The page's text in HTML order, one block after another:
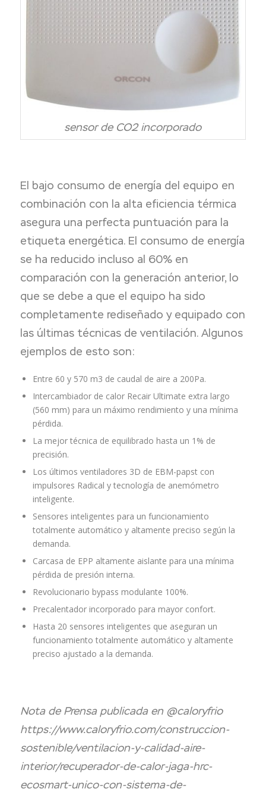
sensor de CO2 incorporado
El bajo consumo de energía del equipo en
combinación con la alta eficiencia térmica
asegura una perfecta puntuación para la
etiqueta energética. El consumo de energía
se ha reducido incluso al 60% en
comparación con la generación anterior, lo
que se debe a que el equipo ha sido
completamente rediseñado y equipado con
las últimas técnicas de ventilación. Algunos
ejemplos de esto son:
Entre 60 y 570 m3 de caudal de aire a 200Pa.
Intercambiador de calor Recair Ultimate extra largo
(560 mm) para un máximo rendimiento y una mínima
pérdida.
La mejor técnica de equilibrado hasta un 1% de
precisión.
Los últimos ventiladores 3D de EBM-papst con
impulsores Radical y tecnología de anemómetro
inteligente.
Sensores inteligentes para un funcionamiento
totalmente automático y altamente preciso según la
demanda.
Carcasa de EPP altamente aislante para una mínima
pérdida de presión interna.
Revolucionario bypass modulante 100%.
Precalentador incorporado para mayor confort.
Hasta 20 sensores inteligentes que aseguran un
funcionamiento totalmente automático y altamente
preciso ajustado a la demanda.
Nota de Prensa publicada en @caloryfrio
https://www.caloryfrio.com/construccion-
sostenible/ventilacion-y-calidad-aire-
interior/recuperador-de-calor-jaga-hrc-
ecosmart-unico-con-sistema-de-